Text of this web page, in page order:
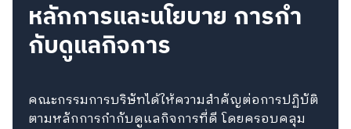
หลักการและนโยบาย การกํา
กับดูแลกิจการ
คณะกรรมการบริษัทได้ให้ความสําคัญต่อการปฏิบัติ
ตามหลักการกํากับดูแลกิจการที่ดี โดยครอบคลุม